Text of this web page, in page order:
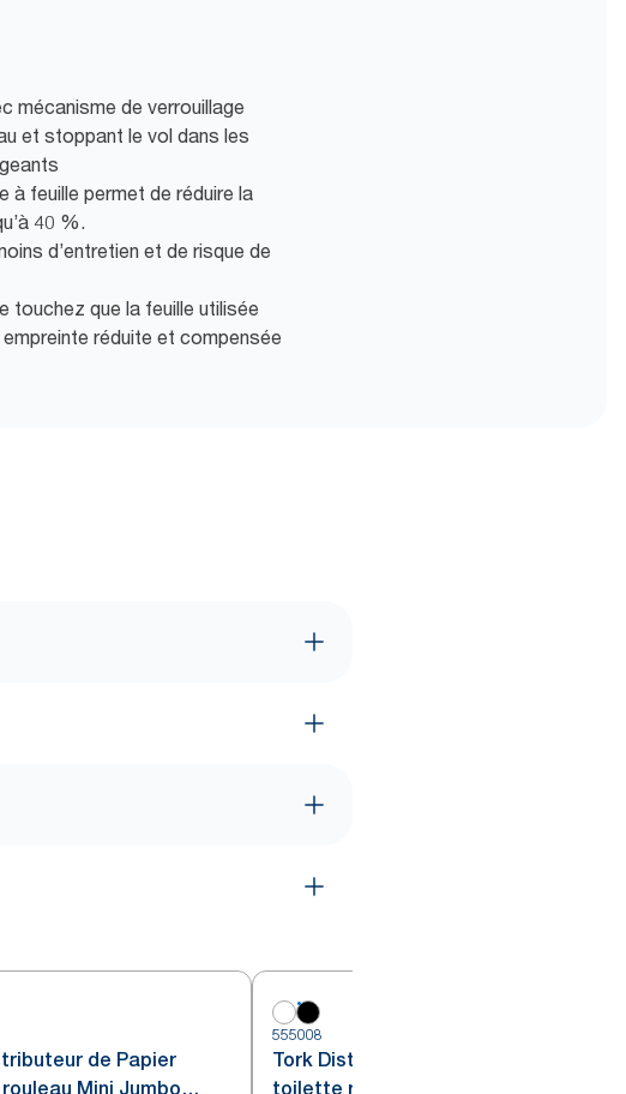
mécanisme de verrouillage
et stoppant le vol dans les
à feuille permet de réduire la
40 %.
d’entretien et de risque de
touchez que la feuille utilisée
réduite et compensée
de Papier
Mini Jumbo
555008
Tork Distributeur de Papier
toilette rouleau Mini Jumbo noir